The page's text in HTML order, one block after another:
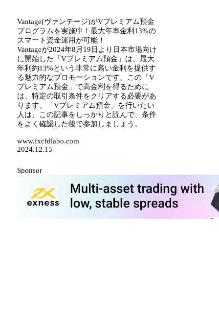
Vantage(ヴァンテージ)がVプレミアム預金
プログラムを実施中！最大年率金利13%の
スマート資金運用が可能！
Vantageが2024年8月19日より日本市場向け
に開始した「Vプレミアム預金」は、最大
年利約13%という非常に高い金利を提供す
る魅力的なプロモーションです。この「V
プレミアム預金」で高金利を得るために
は、特定の取引条件をクリアする必要があ
ります。「Vプレミアム預金」を行いたい
人は、この記事をしっかりと読んで、条件
をよく確認した後で参加しましょう。
www.fxcfdlabo.com
2024.12.15
Sponsor